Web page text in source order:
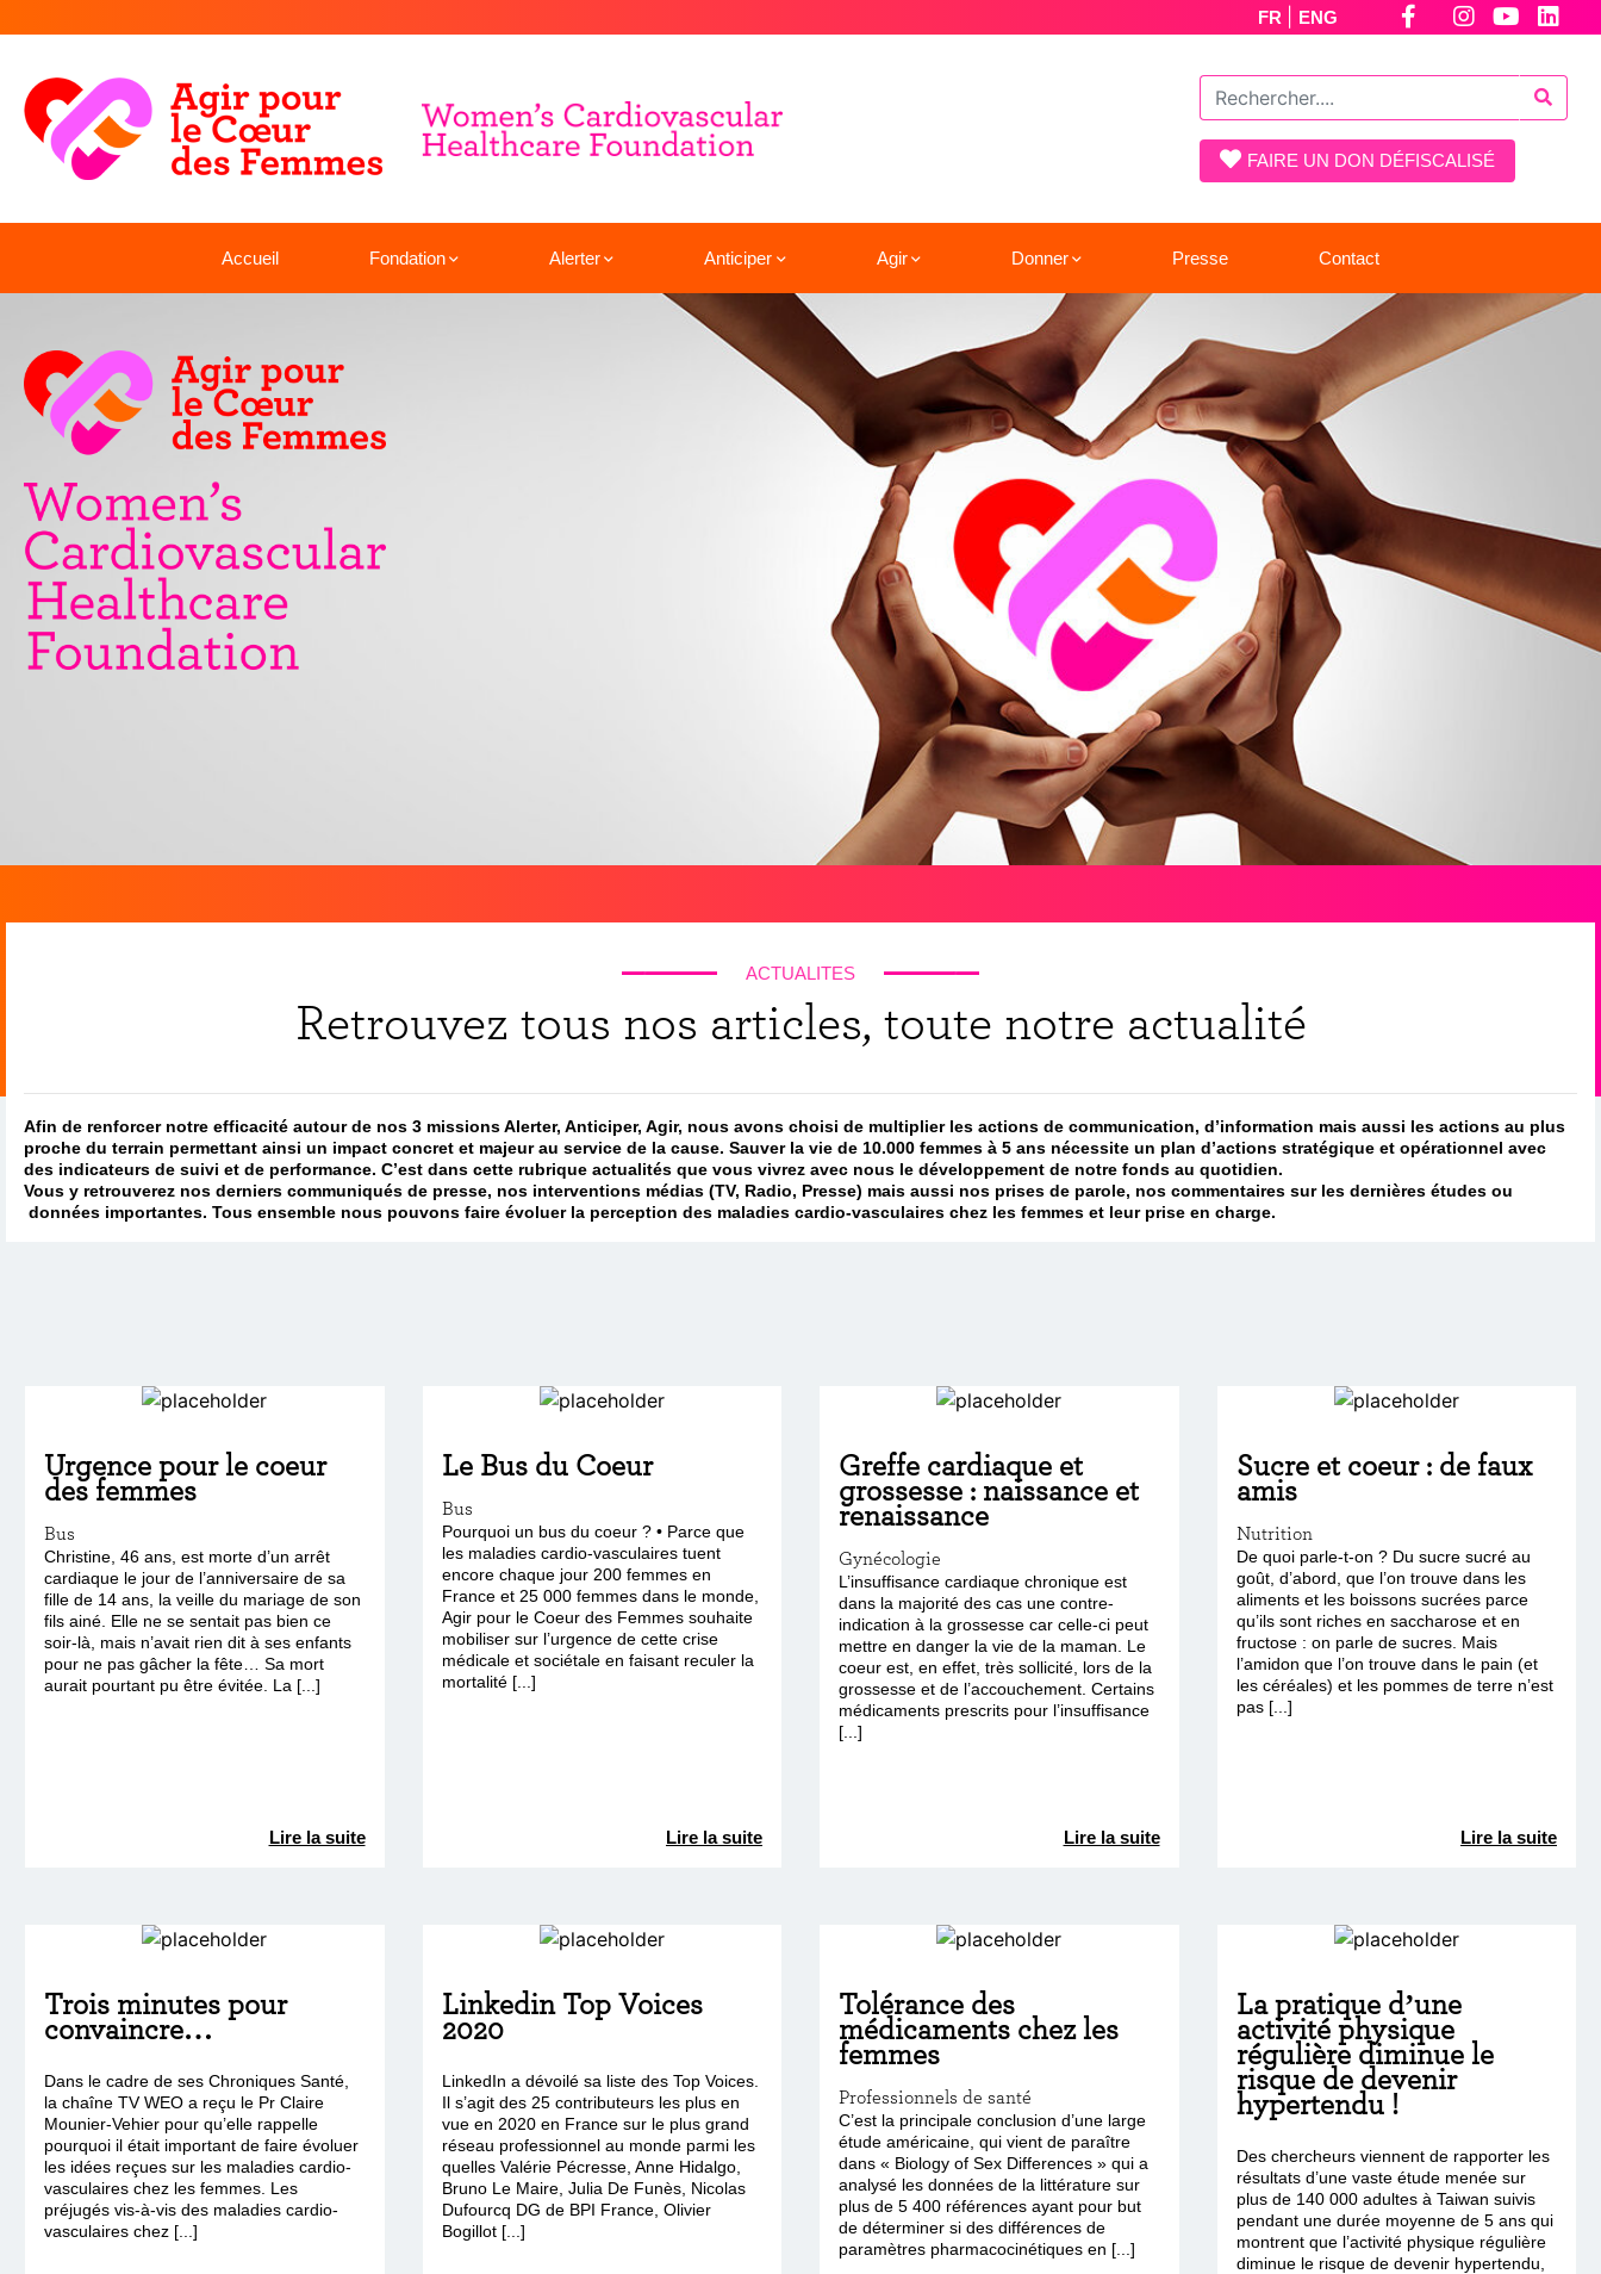
FR ENG
FAIRE UN DON DÉFISCALISÉ
Accueil Fondation Alerter Anticiper Agir Donner Presse Contact
ACTUALITES
Retrouvez tous nos articles, toute notre actualité
Afin de renforcer notre efficacité autour de nos 3 missions Alerter, Anticiper, Agir, nous avons choisi de multiplier les actions de communication, d’information mais aussi les actions au plus
proche du terrain permettant ainsi un impact concret et majeur au service de la cause. Sauver la vie de 10.000 femmes à 5 ans nécessite un plan d’actions stratégique et opérationnel avec
des indicateurs de suivi et de performance. C’est dans cette rubrique actualités que vous vivrez avec nous le développement de notre fonds au quotidien.
Vous y retrouverez nos derniers communiqués de presse, nos interventions médias (TV, Radio, Presse) mais aussi nos prises de parole, nos commentaires sur les dernières études ou
données importantes. Tous ensemble nous pouvons faire évoluer la perception des maladies cardio-vasculaires chez les femmes et leur prise en charge.
Urgence pour le coeur
des femmes
Bus
Christine, 46 ans, est morte d’un arrêt
cardiaque le jour de l’anniversaire de sa
fille de 14 ans, la veille du mariage de son
fils ainé. Elle ne se sentait pas bien ce
soir-là, mais n’avait rien dit à ses enfants
pour ne pas gâcher la fête… Sa mort
aurait pourtant pu être évitée. La [...]
Lire la suite
Le Bus du Coeur
Bus
Pourquoi un bus du coeur ? • Parce que
les maladies cardio-vasculaires tuent
encore chaque jour 200 femmes en
France et 25 000 femmes dans le monde,
Agir pour le Coeur des Femmes souhaite
mobiliser sur l’urgence de cette crise
médicale et sociétale en faisant reculer la
mortalité [...]
Lire la suite
Greffe cardiaque et
grossesse : naissance et
renaissance
Gynécologie
L’insuffisance cardiaque chronique est
dans la majorité des cas une contre-
indication à la grossesse car celle-ci peut
mettre en danger la vie de la maman. Le
coeur est, en effet, très sollicité, lors de la
grossesse et de l’accouchement. Certains
médicaments prescrits pour l’insuffisance
[...]
Lire la suite
Sucre et coeur : de faux
amis
Nutrition
De quoi parle-t-on ? Du sucre sucré au
goût, d’abord, que l’on trouve dans les
aliments et les boissons sucrées parce
qu’ils sont riches en saccharose et en
fructose : on parle de sucres. Mais
l’amidon que l’on trouve dans le pain (et
les céréales) et les pommes de terre n’est
pas [...]
Lire la suite
Trois minutes pour
convaincre…
Dans le cadre de ses Chroniques Santé,
la chaîne TV WEO a reçu le Pr Claire
Mounier-Vehier pour qu’elle rappelle
pourquoi il était important de faire évoluer
les idées reçues sur les maladies cardio-
vasculaires chez les femmes. Les
préjugés vis-à-vis des maladies cardio-
vasculaires chez [...]
Linkedin Top Voices
2020
LinkedIn a dévoilé sa liste des Top Voices.
Il s’agit des 25 contributeurs les plus en
vue en 2020 en France sur le plus grand
réseau professionnel au monde parmi les
quelles Valérie Pécresse, Anne Hidalgo,
Bruno Le Maire, Julia De Funès, Nicolas
Dufourcq DG de BPI France, Olivier
Bogillot [...]
Tolérance des
médicaments chez les
femmes
Professionnels de santé
C’est la principale conclusion d’une large
étude américaine, qui vient de paraître
dans « Biology of Sex Differences » qui a
analysé les données de la littérature sur
plus de 5 400 références ayant pour but
de déterminer si des différences de
paramètres pharmacocinétiques en [...]
La pratique d’une
activité physique
régulière diminue le
risque de devenir
hypertendu !
Des chercheurs viennent de rapporter les
résultats d’une vaste étude menée sur
plus de 140 000 adultes à Taiwan suivis
pendant une durée moyenne de 5 ans qui
montrent que l’activité physique régulière
diminue le risque de devenir hypertendu,